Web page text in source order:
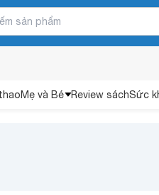
Mẹ và Bé Review sáchSức